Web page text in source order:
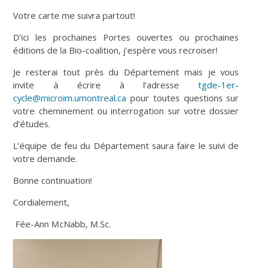
Votre carte me suivra partout!
D’ici les prochaines Portes ouvertes ou prochaines
éditions de la Bio-coalition, j’espère vous recroiser!
Je resterai tout près du Département mais je vous
invite à écrire à l’adressetgde-1er-
cycle@microim.umontreal.ca pour toutes questions sur
votre cheminement ou interrogation sur votre dossier
d’études.
L’équipe de feu du Département saura faire le suivi de
votre demande.
Bonne continuation!
Cordialement,
Fée-Ann McNabb, M.Sc.